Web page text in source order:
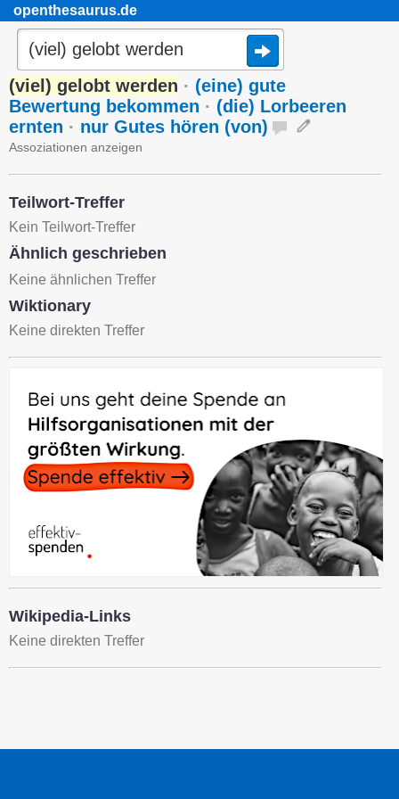
openthesaurus.de
(viel) gelobt werden · (eine) gute
Bewertung bekommen · (die) Lorbeeren
ernten · nur Gutes hören (von)
Assoziationen anzeigen
Teilwort-Treffer
Kein Teilwort-Treffer
Ähnlich geschrieben
Keine ähnlichen Treffer
Wiktionary
Keine direkten Treffer
Wikipedia-Links
Keine direkten Treffer